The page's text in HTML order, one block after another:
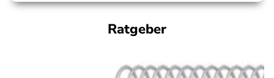
Ratgeber